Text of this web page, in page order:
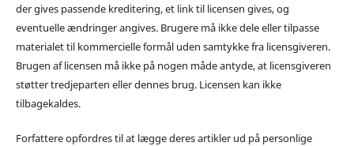
der gives passende kreditering, et link til licensen gives, og
eventuelle ændringer angives. Brugere må ikke dele eller tilpasse
materialet til kommercielle formål uden samtykke fra licensgiveren.
Brugen af licensen må ikke på nogen måde antyde, at licensgiveren
støtter tredjeparten eller dennes brug. Licensen kan ikke
tilbagekaldes.
Forfattere opfordres til at lægge deres artikler ud på personlige